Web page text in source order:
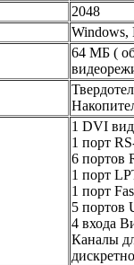
2048
64 МБ (
1 DVI
1 порт
6 портов
1 порт
1 порт
5 портов
4 входа
Каналы